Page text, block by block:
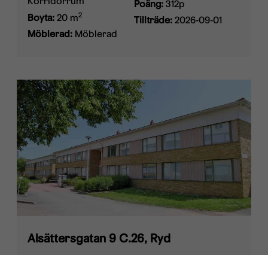
Boyta:20 m2
Möblerad: Möblerad
Poäng: 312p
Tillträde: 2026-09-01
Alsättersgatan 9 C.26, Ryd